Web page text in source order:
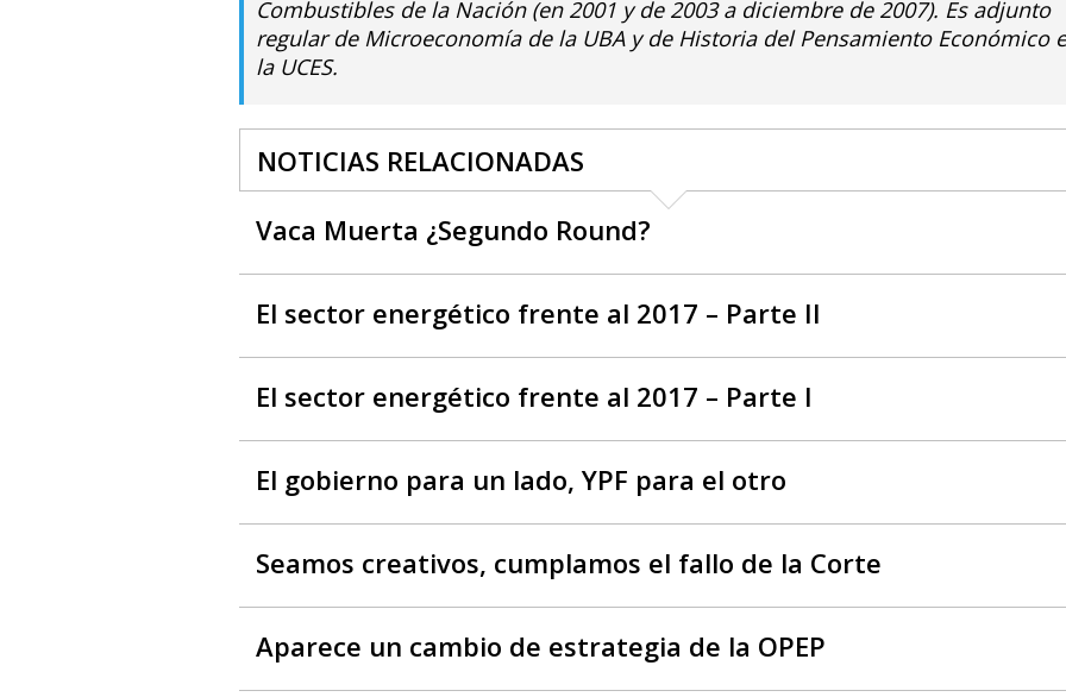
Combustibles de la Nación (en 2001 y de 2003 a diciembre de 2007). Es adjunto
regular de Microeconomía de la UBA y de Historia del Pensamiento Económico
la UCES.
NOTICIAS RELACIONADAS
Vaca Muerta ¿Segundo Round?
El sector energético frente al 2017 – Parte II
El sector energético frente al 2017 – Parte I
El gobierno para un lado, YPF para el otro
Seamos creativos, cumplamos el fallo de la Corte
Aparece un cambio de estrategia de la OPEP